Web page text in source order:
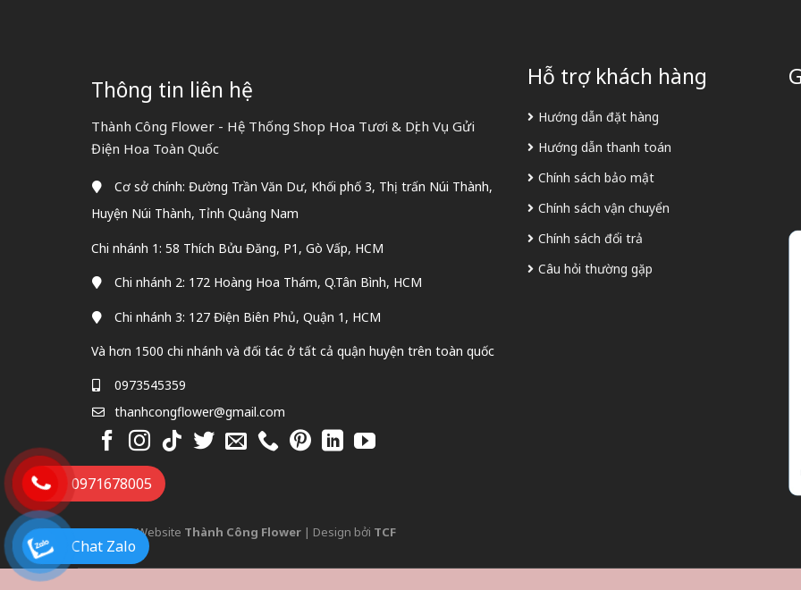
Thông tin liên hệ
Thành Công Flower - Hệ Thống Shop Hoa Tươi & Dịch Vụ Gửi
Điện Hoa Toàn Quốc
Cơ sở chính: Đường Trần Văn Dư, Khối phố 3, Thị trấn Núi Thành,
Huyện Núi Thành, Tỉnh Quảng Nam
Chi nhánh 1: 58 Thích Bửu Đăng, P1, Gò Vấp, HCM
Chi nhánh 2: 172 Hoàng Hoa Thám, Q.Tân Bình, HCM
Chi nhánh 3: 127 Điện Biên Phủ, Quận 1, HCM
Và hơn 1500 chi nhánh và đối tác ở tất cả quận huyện trên toàn quốc
0973545359
thanhcongflower@gmail.com
Hỗ trợ khách hàng
Hướng dẫn đặt hàng
Hướng dẫn thanh toán
Chính sách bảo mật
Chính sách vận chuyển
Chính sách đổi trả
Câu hỏi thường gặp
@2022 - Website Thành Công Flower | Design bởi TCF
0971678005
Chat Zalo